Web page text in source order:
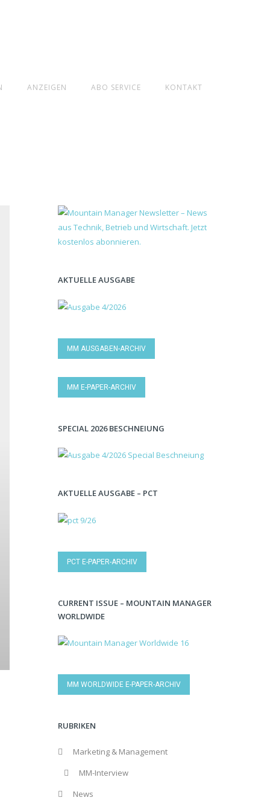
ANZEIGEN ABO SERVICE KONTAKT
AKTUELLE AUSGABE
MM AUSGABEN-ARCHIV
MM E-PAPER-ARCHIV
SPECIAL 2026 BESCHNEIUNG
AKTUELLE AUSGABE – PCT
PCT E-PAPER-ARCHIV
CURRENT ISSUE – MOUNTAIN MANAGER
WORLDWIDE
MM WORLDWIDE E-PAPER-ARCHIV
RUBRIKEN
Marketing & Management
MM-Interview
News